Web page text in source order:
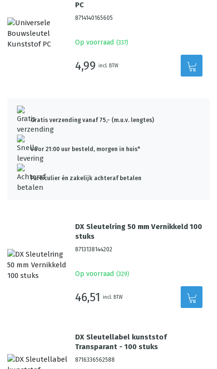
PC
8714140165605
Op voorraad (337)
4,99 incl. BTW
Gratis verzending vanaf 75,- (m.u.v. lengtes)
Voor 21:00 uur besteld, morgen in huis*
Particulier én zakelijk achteraf betalen
DX Sleutelring 50 mm Vernikkeld 100
stuks
8713138144202
Op voorraad (329)
46,51 incl. BTW
DX Sleutellabel kunststof
Transparant - 100 stuks
8716336562588